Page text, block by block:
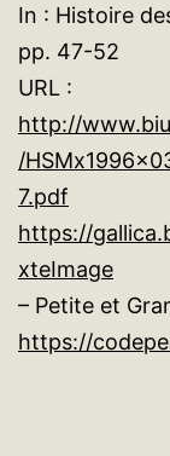
In : Histoire
pp. 47-52
URL :
http://
/
7.pdf
https://
xteImage
– Petite et
https://